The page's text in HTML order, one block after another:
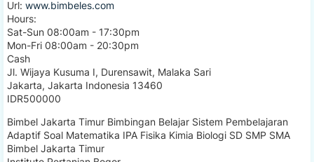
Url: www.bimbeles.com
Hours:
Sat-Sun 08:00am - 17:30pm
Mon-Fri 08:00am - 20:30pm
Cash
Jl. Wijaya Kusuma I, Durensawit, Malaka Sari
Jakarta, Jakarta Indonesia 13460
IDR500000
Bimbel Jakarta Timur Bimbingan Belajar Sistem Pembelajaran
Adaptif Soal Matematika IPA Fisika Kimia Biologi SD SMP SMA
Bimbel Jakarta Timur